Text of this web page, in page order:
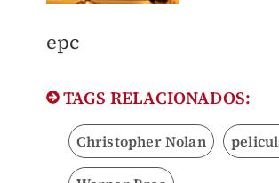
epc
TAGS RELACIONADOS:
Christopher Nolan